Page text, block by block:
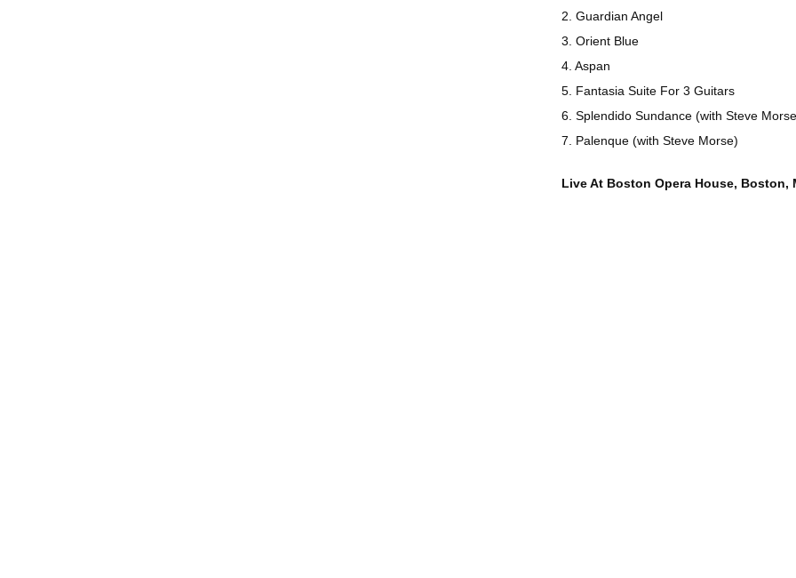
2. Guardian Angel
3. Orient Blue
4. Aspan
5. Fantasia Suite For 3 Guitars
6. Splendido Sundance (with Steve
7. Palenque (with Steve Morse)
Live At Boston Opera House, Boston,